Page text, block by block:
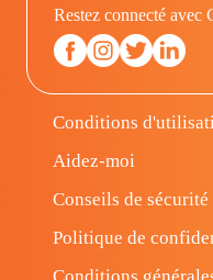
Restez connecté avec
Conditions
Aidez-moi
Conseils de sécurité
Politique de